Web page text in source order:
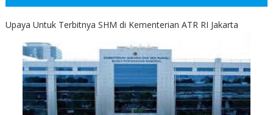
Upaya Untuk Terbitnya SHM di Kementerian ATR RI Jakarta